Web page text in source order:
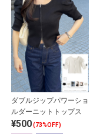
ダブルジップパワーショ
ルダーニットトップス
¥500(73%OFF)